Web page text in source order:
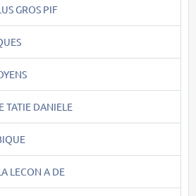
GROS PIF
TATIE DANIELE
LECON A DE